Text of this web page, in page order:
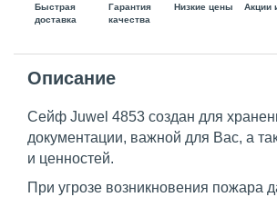
Быстрая
доставка
Гарантия
качества
Низкие цены Акции
Описание
Сейф Juwel 4853 создан для
документации, важной для Вас, а
и ценностей.
При угрозе возникновения пожара